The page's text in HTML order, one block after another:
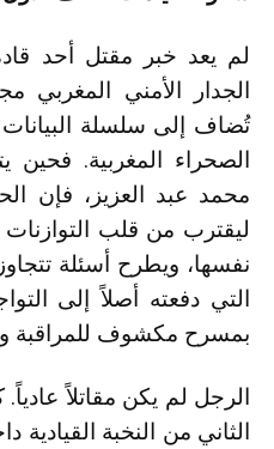
لم يعد خبر مقتل أحد
الجدار الأمني المغربي
تُضاف إلى سلسلة البيانات
الصحراء المغربية. فحين
محمد عبد العزيز، فإن
ليقترب من قلب التوازنات
نفسها، ويطرح أسئلة
التي دفعته أصلاً إلى
بمسرح مكشوف للمراقبة
الرجل لم يكن مقاتلاً
الثاني من النخبة القيادية